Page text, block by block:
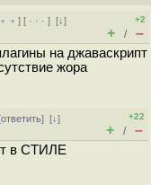
] [ · · ·][↓]
+2
+ / –
на джаваскрипт
жора
ответить][↓]
+22
+ / –
в СТИЛЕ